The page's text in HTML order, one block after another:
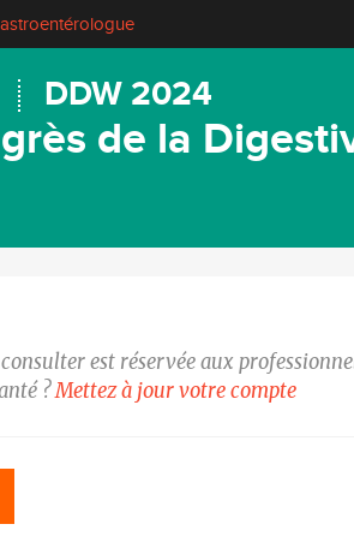
DDW 2024
de la
est réservée aux
?Mettez à jour votre compte